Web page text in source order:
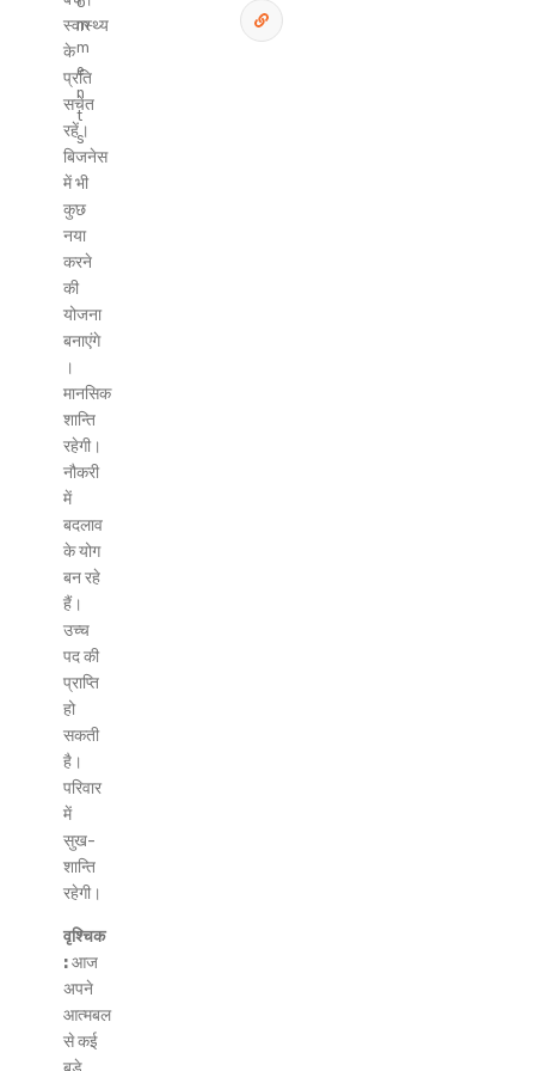
m
m
e
n
t
s
स्वास्थ्य
के
प्रति
सचेत
रहें।
बिजनेस
में भी
कुछ
नया
करने
की
योजना
बनाएंगे
।
मानसिक
शान्ति
रहेगी।
नौकरी
में
बदलाव
के योग
बन रहे
हैं।
उच्च
पद की
प्राप्ति
हो
सकती
है।
परिवार
में
सुख-
शान्ति
रहेगी।
वृश्चिक
:आज
अपने
आत्मबल
से कई